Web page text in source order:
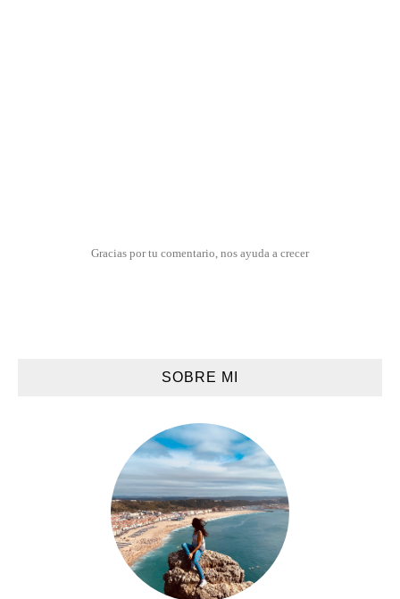
Gracias por tu comentario, nos ayuda a crecer
SOBRE MI